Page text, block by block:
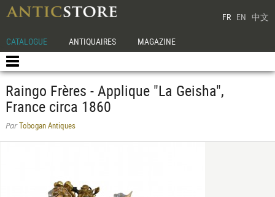
FR EN 中文
CATALOGUE ANTIQUAIRES MAGAZINE
Raingo Frères - Applique "La Geisha",
France circa 1860
ParTobogan Antiques